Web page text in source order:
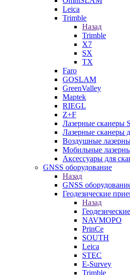
Leica
Trimble
Назад
Trimble
X7
SX
TX
Faro
GOSLAM
GreenValley
Maptek
RIEGL
Z+F
Лазерные сканеры
Лазерные сканеры
Воздушные
Мобильные
Аксессуары для
GNSS оборудование
Назад
GNSS
Геодезические
Назад
NAVMOPO
PrinCe
SOUTH
Leica
STEC
E-Survey
Trimble